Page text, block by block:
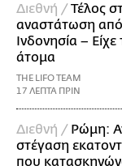
Διεθνή /Τέλος
αναστάτωση
Ινδονησία –
άτομα
THE LIFO TEAM
17 ΛΕΠΤΑ ΠΡΙΝ
Διεθνή / Ρώμη:
στέγαση
που